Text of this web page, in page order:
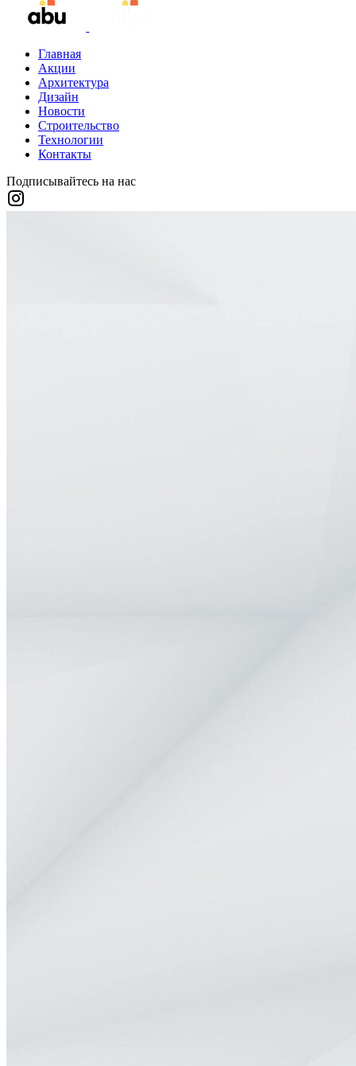
Главная
Акции
Архитектура
Дизайн
Новости
Строительство
Технологии
Контакты
Подписывайтесь на нас